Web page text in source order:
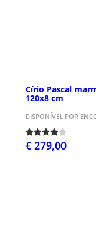
Círio Pascal
120x8 cm
DISPONÍVEL POR
€ 279,00